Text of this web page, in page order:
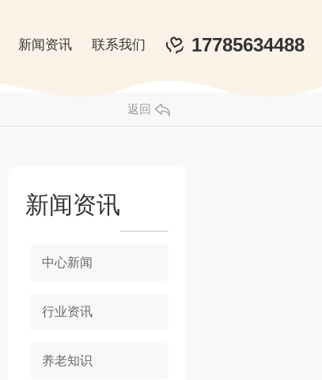
新闻资讯 联系我们 17785634488
返回
新闻资讯
中心新闻
行业资讯
养老知识